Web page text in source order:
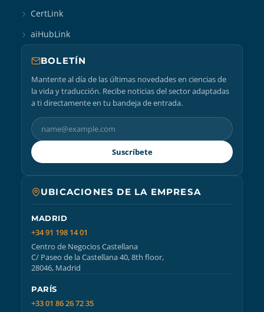
CertLink
aiHubLink
BOLETÍN
Mantente al día de las últimas novedades en ciencias de
la vida y traducción. Recibe noticias del sector adaptadas
a ti directamente en tu bandeja de entrada.
Suscríbete
UBICACIONES DE LA EMPRESA
MADRID
+34 91 198 14 01
Centro de Negocios Castellana
C/ Paseo de la Castellana 40, 8th floor,
28046, Madrid
PARÍS
+33 01 86 26 72 35